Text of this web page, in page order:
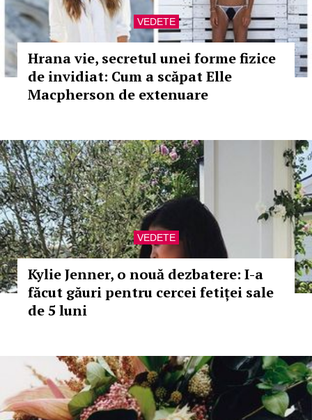
VEDETE
Hrana vie, secretul unei forme fizice
de invidiat: Cum a scăpat Elle
Macpherson de extenuare
VEDETE
Kylie Jenner, o nouă dezbatere: I-a
făcut găuri pentru cercei fetiței sale
de 5 luni